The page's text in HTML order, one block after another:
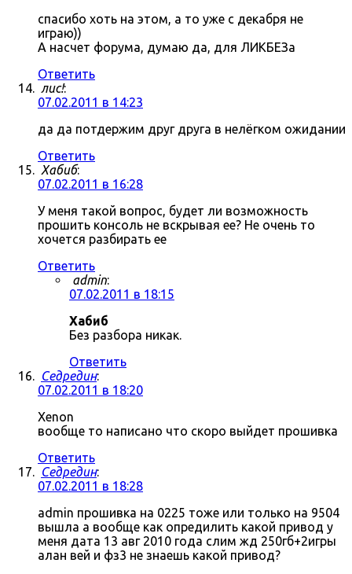
спасибо хоть на этом, а то уже с декабря не
играю))
А насчет форума, думаю да, для ЛИКБЕЗа
Ответить
лис!:
07.02.2011 в 14:23
да да потдержим друг друга в нелёгком ожидании
Ответить
Хабиб:
07.02.2011 в 16:28
У меня такой вопрос, будет ли возможность
прошить консоль не вскрывая ее? Не очень то
хочется разбирать ее
Ответить
admin:
07.02.2011 в 18:15
Хабиб
Без разбора никак.
Ответить
Седредин:
07.02.2011 в 18:20
Xenon
вообще то написано что скоро выйдет прошивка
Ответить
Седредин:
07.02.2011 в 18:28
admin прошивка на 0225 тоже или только на 9504
вышла а вообще как опредилить какой привод у
меня дата 13 авг 2010 года слим жд 250гб+2игры
алан вей и фз3 не знаешь какой привод?